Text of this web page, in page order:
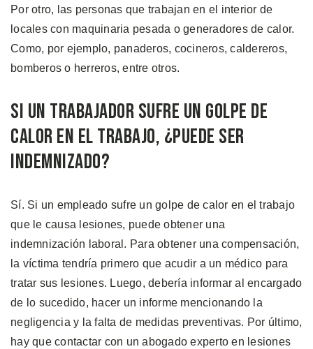
Por otro, las personas que trabajan en el interior de
locales con maquinaria pesada o generadores de calor.
Como, por ejemplo, panaderos, cocineros, caldereros,
bomberos o herreros, entre otros.
Si un Trabajador Sufre un Golpe de
Calor en el Trabajo, ¿Puede Ser
Indemnizado?
Sí. Si un empleado sufre un golpe de calor en el trabajo
que le causa lesiones, puede obtener una
indemnización laboral. Para obtener una compensación,
la víctima tendría primero que acudir a un médico para
tratar sus lesiones. Luego, debería informar al encargado
de lo sucedido, hacer un informe mencionando la
negligencia y la falta de medidas preventivas. Por último,
hay que contactar con un abogado experto en lesiones